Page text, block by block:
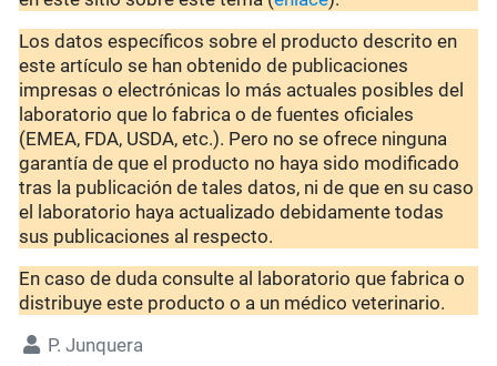
Los datos específicos sobre el producto descrito en
este artículo se han obtenido de publicaciones
impresas o electrónicas lo más actuales posibles del
laboratorio que lo fabrica o de fuentes oficiales
(EMEA, FDA, USDA, etc.). Pero no se ofrece ninguna
garantía de que el producto no haya sido modificado
tras la publicación de tales datos, ni de que en su caso
el laboratorio haya actualizado debidamente todas
sus publicaciones al respecto.
En caso de duda consulte al laboratorio que fabrica o
distribuye este producto o a un médico veterinario.
P. Junquera